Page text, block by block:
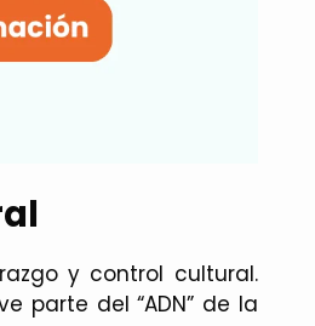
y control cultural.
parte del “ADN” de la